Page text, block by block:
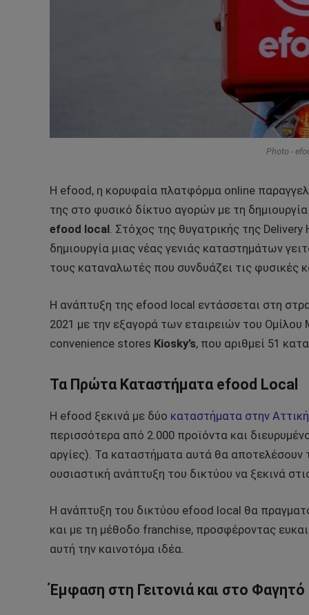
Photo -
Η efood, η κορυφαία πλατφόρμα online
της στο φυσικό δίκτυο αγορών με τη
efood local . Στόχος της θυγατρικής της
δημιουργία μιας νέας γενιάς καταστημάτων
τους καταναλωτές που συνδυάζει τις φυσικές
Η ανάπτυξη της efood local εντάσσεται στη
2021 με την εξαγορά των εταιρειών του
convenience stores Kiosky’s, που αριθμεί 51
Τα Πρώτα Καταστήματα efood Local
Η efood ξεκινά με δύο καταστήματα στην Αττική
περισσότερα από 2.000 προϊόντα και
αργίες). Τα καταστήματα αυτά θα αποτελέσουν
ουσιαστική ανάπτυξη του δικτύου να ξεκινά
Η ανάπτυξη του δικτύου efood local θα
και με τη μέθοδο franchise, προσφέροντας
αυτή την καινοτόμα ιδέα.
Έμφαση στη Γειτονιά και στο Φαγητό